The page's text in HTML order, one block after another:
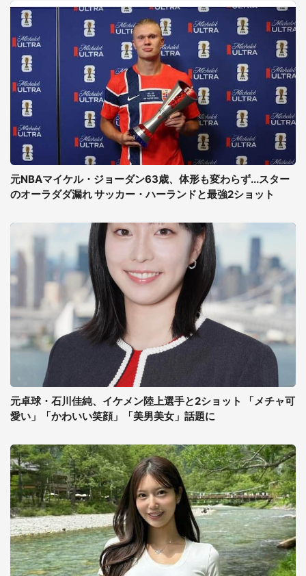
元NBAマイケル・ジョーダン63歳、体形も変わらず...スター
のオーラダダ漏れ サッカー・ハーランドと最強2ショット
元卓球・石川佳純、イケメン陸上選手と2ショット 「メチャ可
愛い」「かわいい笑顔」「美男美女」話題に